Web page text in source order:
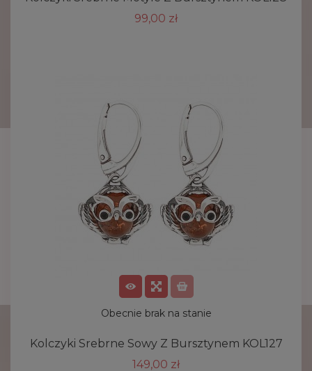
99,00 zł
Obecnie brak na stanie
Kolczyki Srebrne Sowy Z Bursztynem KOL127
149,00 zł